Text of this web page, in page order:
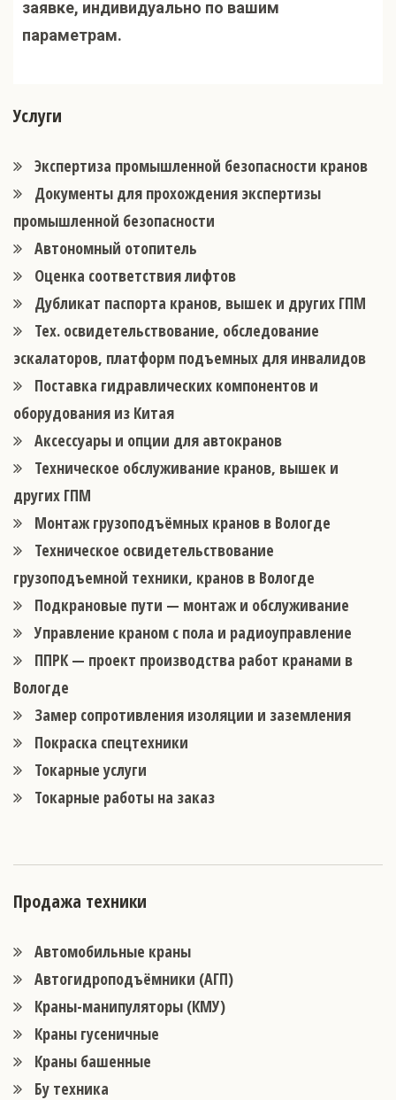
заявке, индивидуально по вашим
параметрам.
Услуги
Экспертиза промышленной безопасности кранов
Документы для прохождения экспертизы
промышленной безопасности
Автономный отопитель
Оценка соответствия лифтов
Дубликат паспорта кранов, вышек и других ГПМ
Тех. освидетельствование, обследование
эскалаторов, платформ подъемных для инвалидов
Поставка гидравлических компонентов и
оборудования из Китая
Аксессуары и опции для автокранов
Техническое обслуживание кранов, вышек и
других ГПМ
Монтаж грузоподъёмных кранов в Вологде
Техническое освидетельствование
грузоподъемной техники, кранов в Вологде
Подкрановые пути — монтаж и обслуживание
Управление краном с пола и радиоуправление
ППРК — проект производства работ кранами в
Вологде
Замер сопротивления изоляции и заземления
Покраска спецтехники
Токарные услуги
Токарные работы на заказ
Продажа техники
Автомобильные краны
Автогидроподъёмники (АГП)
Краны-манипуляторы (КМУ)
Краны гусеничные
Краны башенные
Бу техника